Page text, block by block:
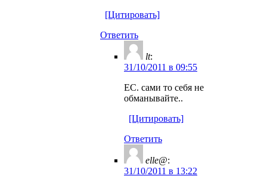
[Цитировать]
Ответить
lt:
31/10/2011 в 09:55
ЕС. сами то себя не
обманывайте..
[Цитировать]
Ответить
elle@:
31/10/2011 в 13:22